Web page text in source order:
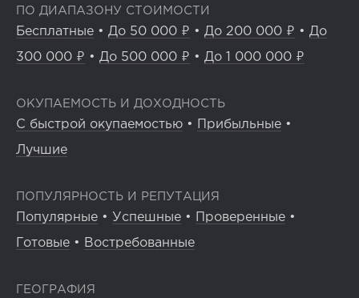
ПО ДИАПАЗОНУ СТОИМОСТИ
Бесплатные • До 50 000 ₽ • До 200 000 ₽ • До
300 000 ₽ • До 500 000 ₽ • До 1 000 000 ₽
ОКУПАЕМОСТЬ И ДОХОДНОСТЬ
С быстрой окупаемостью • Прибыльные •
Лучшие
ПОПУЛЯРНОСТЬ И РЕПУТАЦИЯ
Популярные • Успешные • Проверенные •
Готовые • Востребованные
ГЕОГРАФИЯ